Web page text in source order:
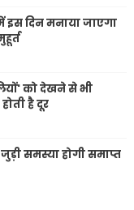
इस दिन मनाया जाएगा
को देखने से भी
है दूर
समस्या होगी समाप्त